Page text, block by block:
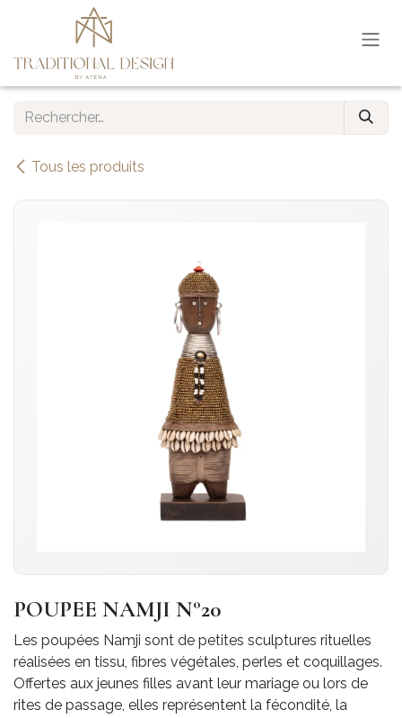
Se rendre au contenu
Tous les produits
POUPEE NAMJI N°20
Les poupées Namji sont de petites sculptures rituelles
réalisées en tissu, fibres végétales, perles et coquillages.
Offertes aux jeunes filles avant leur mariage ou lors de
rites de passage, elles représentent la fécondité, la